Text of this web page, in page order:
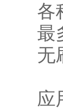
各
最
无
应